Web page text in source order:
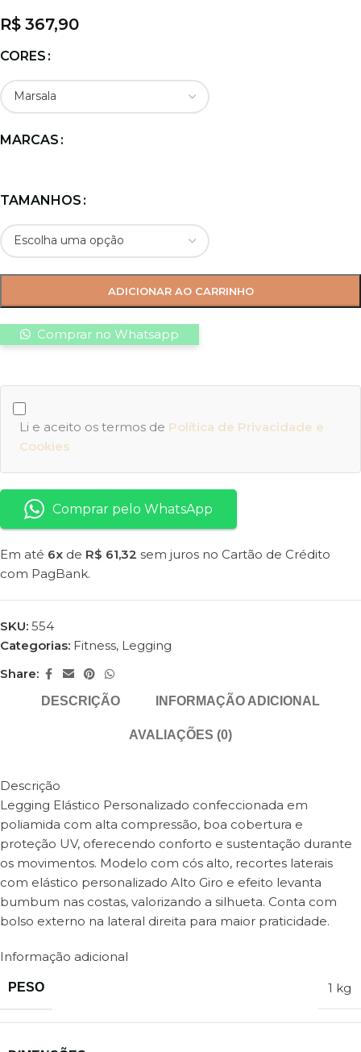
R$ 367,90
CORES
MARCAS
TAMANHOS
ADICIONAR AO CARRINHO
Comprar no Whatsapp
Li e aceito os termos de Política de Privacidade e
Cookies
Comprar pelo WhatsApp
Em até 6x de R$ 61,32 sem juros no Cartão de Crédito
com PagBank.
SKU: 554
Categorias: Fitness, Legging
Share:
DESCRIÇÃO INFORMAÇÃO ADICIONAL
AVALIAÇÕES (0)
Descrição
Legging Elástico Personalizado confeccionada em
poliamida com alta compressão, boa cobertura e
proteção UV, oferecendo conforto e sustentação durante
os movimentos. Modelo com cós alto, recortes laterais
com elástico personalizado Alto Giro e efeito levanta
bumbum nas costas, valorizando a silhueta. Conta com
bolso externo na lateral direita para maior praticidade.
Informação adicional
PESO 1 kg